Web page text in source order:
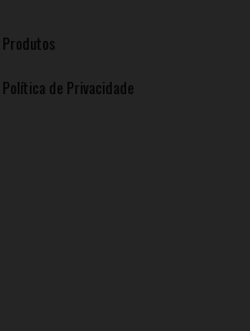
Produtos
Política de Privacidade